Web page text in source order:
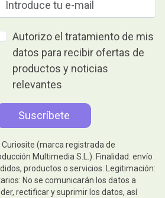
Autorizo el tratamiento de mis
datos para recibir ofertas de
productos y noticias
relevantes
(marca registrada de
Multimedia S.L.). Finalidad: envío
productos o servicios. Legitimación:
No se comunicarán los datos a
rectificar y suprimir los datos, así